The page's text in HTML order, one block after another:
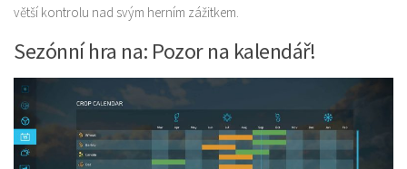
větší kontrolu nad svým herním zážitkem.
Sezónní hra na: Pozor na kalendář!